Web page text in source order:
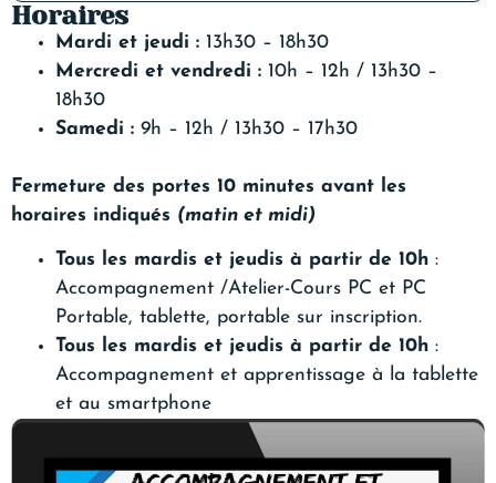
Horaires
Mardi et jeudi : 13h30 – 18h30
Mercredi et vendredi : 10h – 12h / 13h30 –
18h30
Samedi : 9h – 12h / 13h30 – 17h30
Fermeture des portes 10 minutes avant les
horaires indiqués (matin et midi)
Tous les mardis et jeudis à partir de 10h :
Accompagnement /Atelier-Cours PC et PC
Portable, tablette, portable sur inscription.
Tous les mardis et jeudis à partir de 10h :
Accompagnement et apprentissage à la tablette
et au smartphone